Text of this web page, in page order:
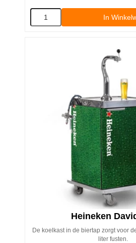
In
Heineken
De koelkast in de biertap zorgt voor
liter fusten.